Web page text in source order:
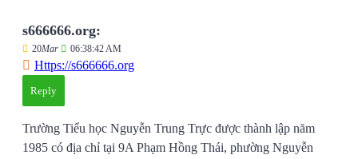
s666666.org:
20Mar 06:38:42 AM
Https://s666666.org
Reply
Trường Tiểu học Nguyễn Trung Trực được thành lập năm
1985 có địa chỉ tại 9A Phạm Hồng Thái, phường Nguyễn